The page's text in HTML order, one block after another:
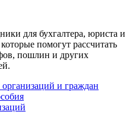
для бухгалтера, юриста и
помогут рассчитать
пошлин и других
и граждан